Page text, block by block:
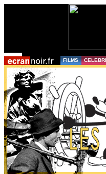
FILMS